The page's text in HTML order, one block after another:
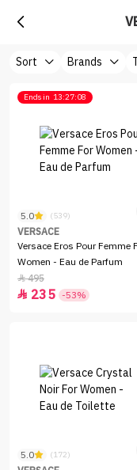
Sort Brands
Ends in 13:27:08
5.0 (539)
VERSACE
Versace Eros Pour Femme
Women - Eau de Parfum
495
 235 -53%
5.0 (172)